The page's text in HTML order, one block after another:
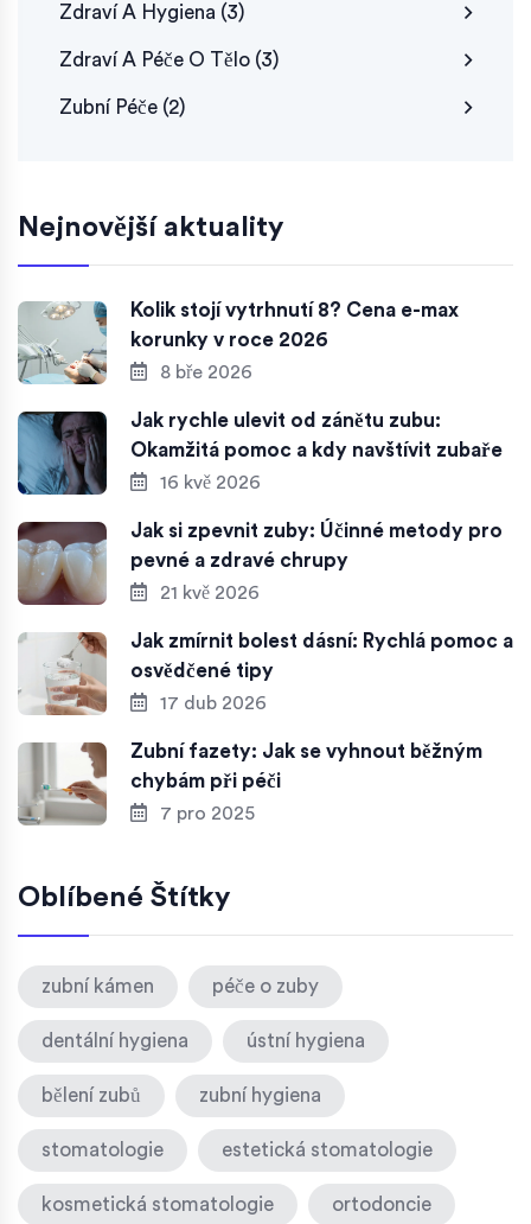
Zdraví A Hygiena (3)
Zdraví A Péče O Tělo (3)
Zubní Péče (2)
Nejnovější aktuality
Kolik stojí vytrhnutí 8? Cena e-max
korunky v roce 2026
8 bře 2026
Jak rychle ulevit od zánětu zubu:
Okamžitá pomoc a kdy navštívit zubaře
16 kvě 2026
Jak si zpevnit zuby: Účinné metody pro
pevné a zdravé chrupy
21 kvě 2026
Jak zmírnit bolest dásní: Rychlá pomoc a
osvědčené tipy
17 dub 2026
Zubní fazety: Jak se vyhnout běžným
chybám při péči
7 pro 2025
Oblíbené Štítky
zubní kámen péče o zuby
dentální hygiena ústní hygiena
bělení zubů zubní hygiena
stomatologie estetická stomatologie
kosmetická stomatologie ortodoncie